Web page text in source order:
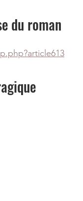
du roman